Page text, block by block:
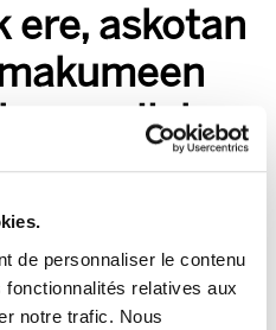
de personnaliser le contenu
relatives aux
notre trafic. Nous
ere, askotan
mailako
ikusten